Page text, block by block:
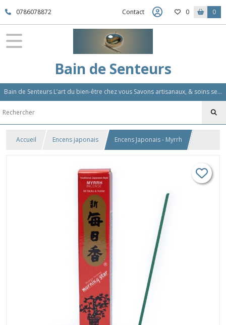
0786078872 Contact 0 0
Bain de Senteurs
Bain de Senteurs L’art du bien-être chez vous Savons artisanaux, & soins sensoriels, Aromathérapie et Parfums d'Ambiance,Soin Des Cheveux
Accueil Encens japonais Encens Japonais - Myrrh